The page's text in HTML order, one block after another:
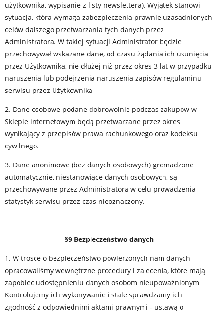
użytkownika, wypisanie z listy newslettera). Wyjątek stanowi
sytuacja, która wymaga zabezpieczenia prawnie uzasadnionych
celów dalszego przetwarzania tych danych przez
Administratora. W takiej sytuacji Administrator będzie
przechowywał wskazane dane, od czasu żądania ich usunięcia
przez Użytkownika, nie dłużej niż przez okres 3 lat w przypadku
naruszenia lub podejrzenia naruszenia zapisów regulaminu
serwisu przez Użytkownika
2. Dane osobowe podane dobrowolnie podczas zakupów w
Sklepie internetowym będą przetwarzane przez okres
wynikający z przepisów prawa rachunkowego oraz kodeksu
cywilnego.
3. Dane anonimowe (bez danych osobowych) gromadzone
automatycznie, niestanowiące danych osobowych, są
przechowywane przez Administratora w celu prowadzenia
statystyk serwisu przez czas nieoznaczony.
§9 Bezpieczeństwo danych
1. W trosce o bezpieczeństwo powierzonych nam danych
opracowaliśmy wewnętrzne procedury i zalecenia, które mają
zapobiec udostępnieniu danych osobom nieupoważnionym.
Kontrolujemy ich wykonywanie i stale sprawdzamy ich
zgodność z odpowiednimi aktami prawnymi - ustawą o